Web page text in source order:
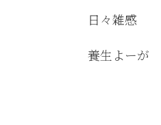
日々雑感
養生よーが